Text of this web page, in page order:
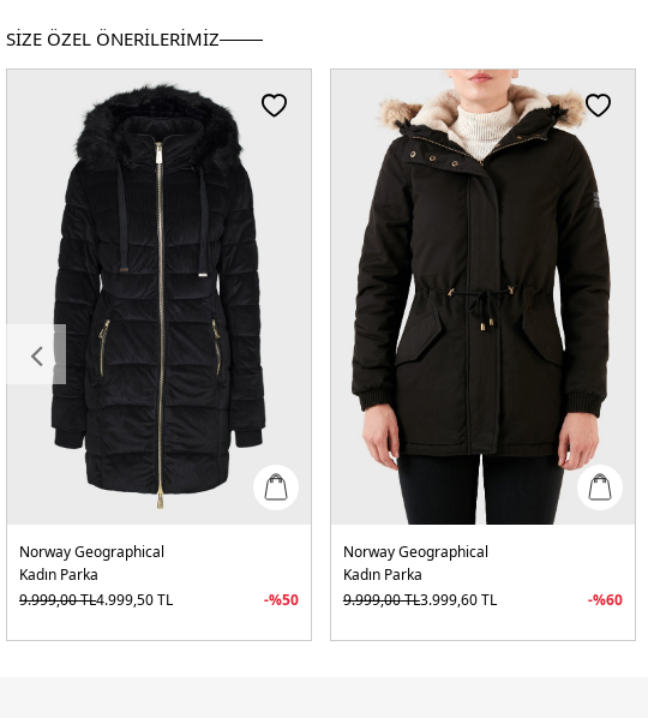
SİZE ÖZEL ÖNERİLERİMİZ
Norway Geographical
Kadın Parka
9.999,00TL4.999,50TL -%50
Norway Geographical
Kadın Parka
9.999,00TL3.999,60TL -%60